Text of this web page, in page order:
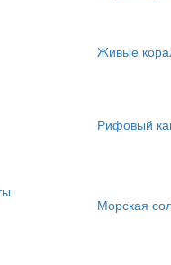
Живые
Рифовый
Морская